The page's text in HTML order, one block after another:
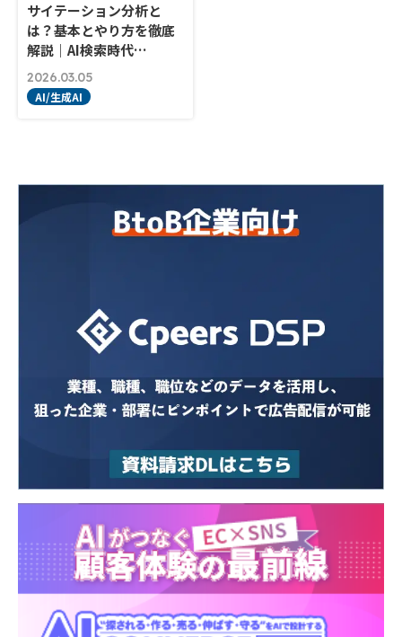
サイテーション分析と
は？基本とやり方を徹底
解説｜AI検索時代…
2026.03.05
AI/生成AI